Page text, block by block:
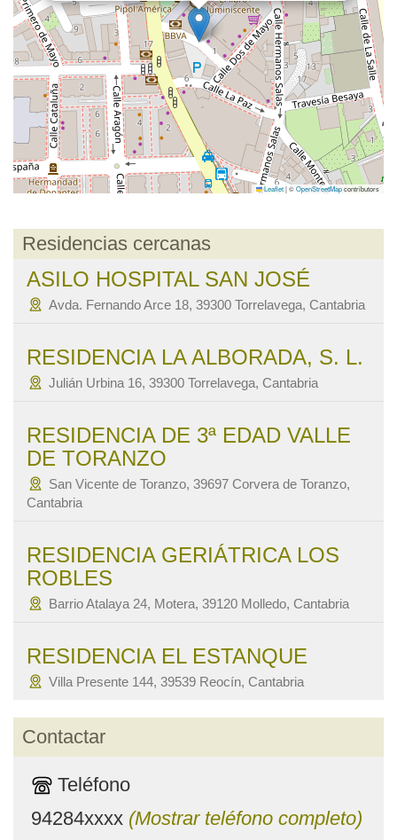
Leaflet|©OpenStreetMapcontributors
Residencias cercanas
ASILO HOSPITAL SAN JOSÉ
Avda. Fernando Arce 18, 39300 Torrelavega, Cantabria
RESIDENCIA LA ALBORADA, S. L.
Julián Urbina 16, 39300 Torrelavega, Cantabria
RESIDENCIA DE 3ª EDAD VALLE
DE TORANZO
San Vicente de Toranzo, 39697 Corvera de Toranzo,
Cantabria
RESIDENCIA GERIÁTRICA LOS
ROBLES
Barrio Atalaya 24, Motera, 39120 Molledo, Cantabria
RESIDENCIA EL ESTANQUE
Villa Presente 144, 39539 Reocín, Cantabria
Contactar
Teléfono
94284xxxx (Mostrar teléfono completo)